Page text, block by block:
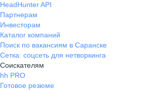
HeadHunter API
Партнерам
Инвесторам
Каталог компаний
Поиск по вакансиям в Саранске
Сетка: соцсеть для нетворкинга
Соискателям
hh PRO
Готовое резюме